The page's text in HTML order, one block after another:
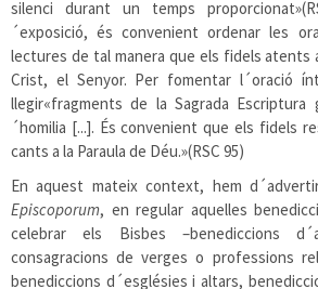
silenci durant un temps
´exposició, és convenient ordenar les
lectures de tal manera que els fidels atents
Crist, el Senyor. Per fomentar l´oració
llegir«fragments de la Sagrada
´homilia [...]. És convenient que els fidels
cants a la Paraula de Déu.»(RSC 95)
En aquest mateix context, hem
Episcoporum, en regular aquelles
celebrar els Bisbes –benediccions
consagracions de verges o professions
benediccions d´esglésies i altars,